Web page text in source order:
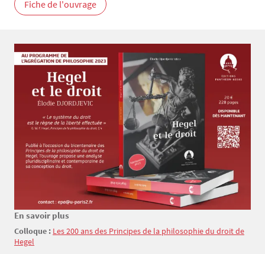
Fiche de l'ouvrage
Texte
En savoir plus
Colloque : Les 200 ans des Principes de la philosophie du droit de
Hegel